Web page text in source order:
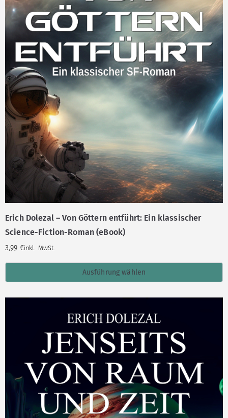
Erich Dolezal – Von Göttern entführt: Ein klassischer
Science-Fiction-Roman (eBook)
3,99 €inkl. MwSt.
Ausführung wählen